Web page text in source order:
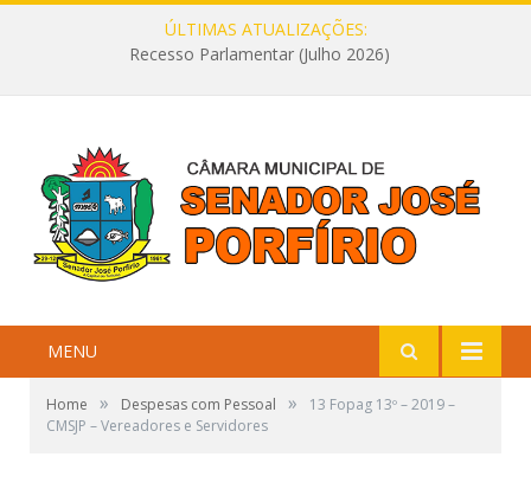
ÚLTIMAS ATUALIZAÇÕES:
Recesso Parlamentar (Julho 2026)
MENU
Home » Despesas com Pessoal »
13 Fopag 13º – 2019 –
CMSJP – Vereadores e Servidores